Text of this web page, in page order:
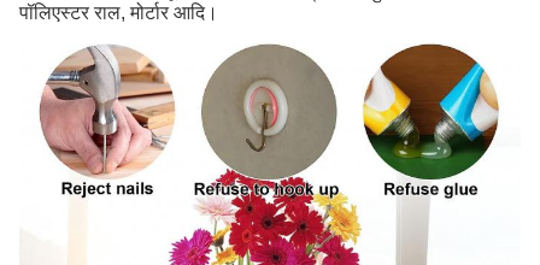
पॉलिएस्टर राल, मोर्टार आदि।